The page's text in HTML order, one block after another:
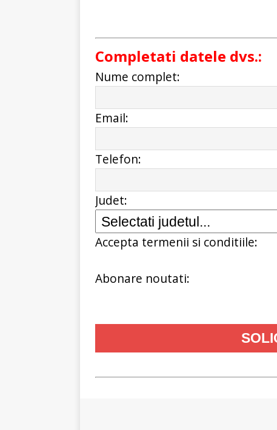
Completati datele dvs.:
Nume complet:
Email:
Telefon:
Judet:
Accepta termenii si conditiile:
Abonare noutati: